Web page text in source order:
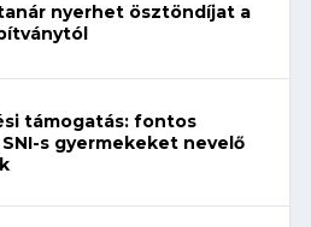
nyerhet ösztöndíjat a
támogatás: fontos
s gyermekeket nevelő